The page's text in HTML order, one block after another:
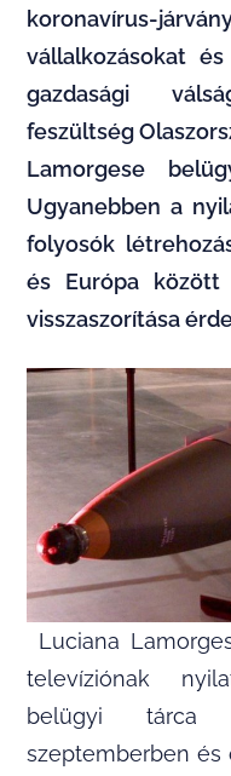
koronavírus-
vállalkozásokat
gazdasági
feszültség
Lamorgese
Ugyanebben a
folyosók
és Európa között
visszaszorítása
Luciana
televíziónak
belügyi tárca
szeptemberben és